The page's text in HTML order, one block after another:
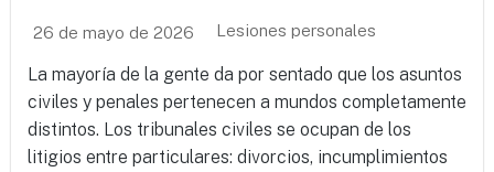
26 de mayo de 2026 Lesiones personales
La mayoría de la gente da por sentado que los asuntos
civiles y penales pertenecen a mundos completamente
distintos. Los tribunales civiles se ocupan de los
litigios entre particulares: divorcios, incumplimientos